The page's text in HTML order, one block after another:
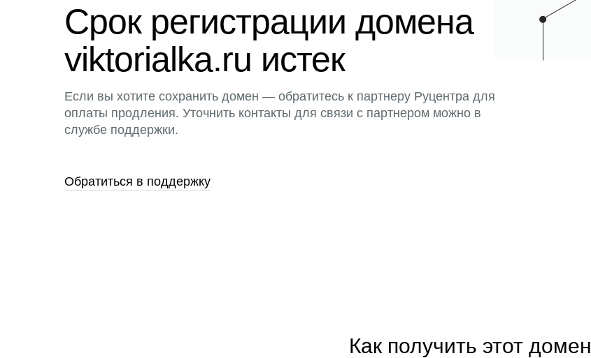
Срок регистрации домена
viktorialka.ru истек
Если вы хотите сохранить домен — обратитесь к партнеру Руцентра для
оплаты продления. Уточнить контакты для связи с партнером можно в
службе поддержки.
Обратиться в поддержку
Как получить этот домен